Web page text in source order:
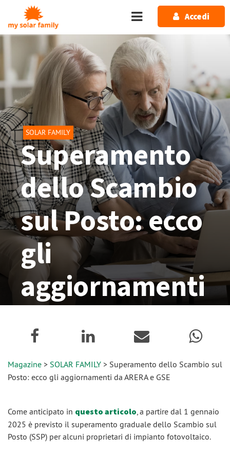
Salta al contenuto principale
Accedi
SOLAR FAMILY
Superamento
dello Scambio
sul Posto: ecco
gli
aggiornamenti
da ARERA e
GSE
12 Dicembre 2024
Magazine > SOLAR FAMILY > Superamento dello Scambio sul
Posto: ecco gli aggiornamenti da ARERA e GSE
Come anticipato in questo articolo, a partire dal 1 gennaio
2025 è previsto il superamento graduale dello Scambio sul
Posto (SSP) per alcuni proprietari di impianto fotovoltaico.